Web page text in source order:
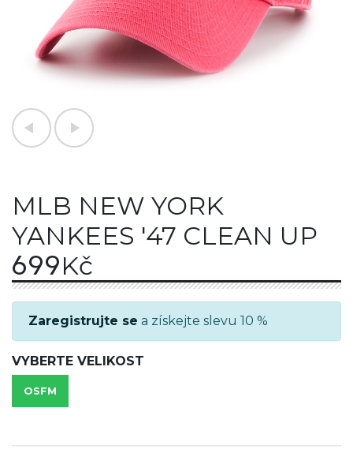
MLB NEW YORK
YANKEES '47 CLEAN UP
699Kč
Zaregistrujte se a získejte slevu 10 %
VYBERTE VELIKOST
OSFM